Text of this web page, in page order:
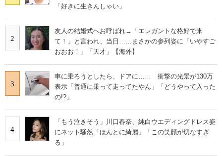
「好きに生きんしゃい」
2
友人の結婚式へお呼ばれ→「エレガントな格好で来
て！」と言われ、当日……まさかの参列姿に「いやすご
おおお！」「天才」【海外】
3
車に乗ろうとしたら、ドアに…… 衝撃の光景が130万
表示「普通に乗って走ってたやん」「どうやって入った
の!?」
4
「もう泣きそう」川口春奈、純白ウエディングドレス姿
にネット騒然「ほんとに綺麗」「この笑顔が切なすぎ
る」